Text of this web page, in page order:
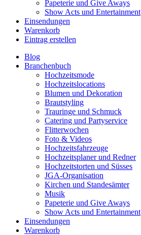
Papeterie und Give Aways
Show Acts und Entertainment
Einsendungen
Warenkorb
Eintrag erstellen
Blog
Branchenbuch
Hochzeitsmode
Hochzeitslocations
Blumen und Dekoration
Brautstyling
Trauringe und Schmuck
Catering und Partyservice
Flitterwochen
Foto & Videos
Hochzeitsfahrzeuge
Hochzeitsplaner und Redner
Hochzeitstorten und Süsses
JGA-Organisation
Kirchen und Standesämter
Musik
Papeterie und Give Aways
Show Acts und Entertainment
Einsendungen
Warenkorb